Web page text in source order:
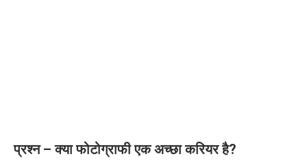
प्रश्न – क्या फोटोग्राफी एक अच्छा करियर है?